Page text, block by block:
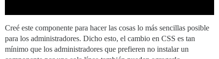
Creé este componente para hacer las cosas lo más sencillas posible
para los administradores. Dicho esto, el cambio en CSS es tan
mínimo que los administradores que prefieren no instalar un